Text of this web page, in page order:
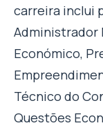
carreira inclui
Administrador
Económico,
Técnico do
Questões